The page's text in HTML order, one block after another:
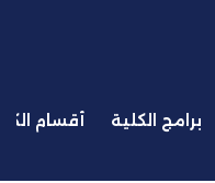
برامج الكلية أقسام